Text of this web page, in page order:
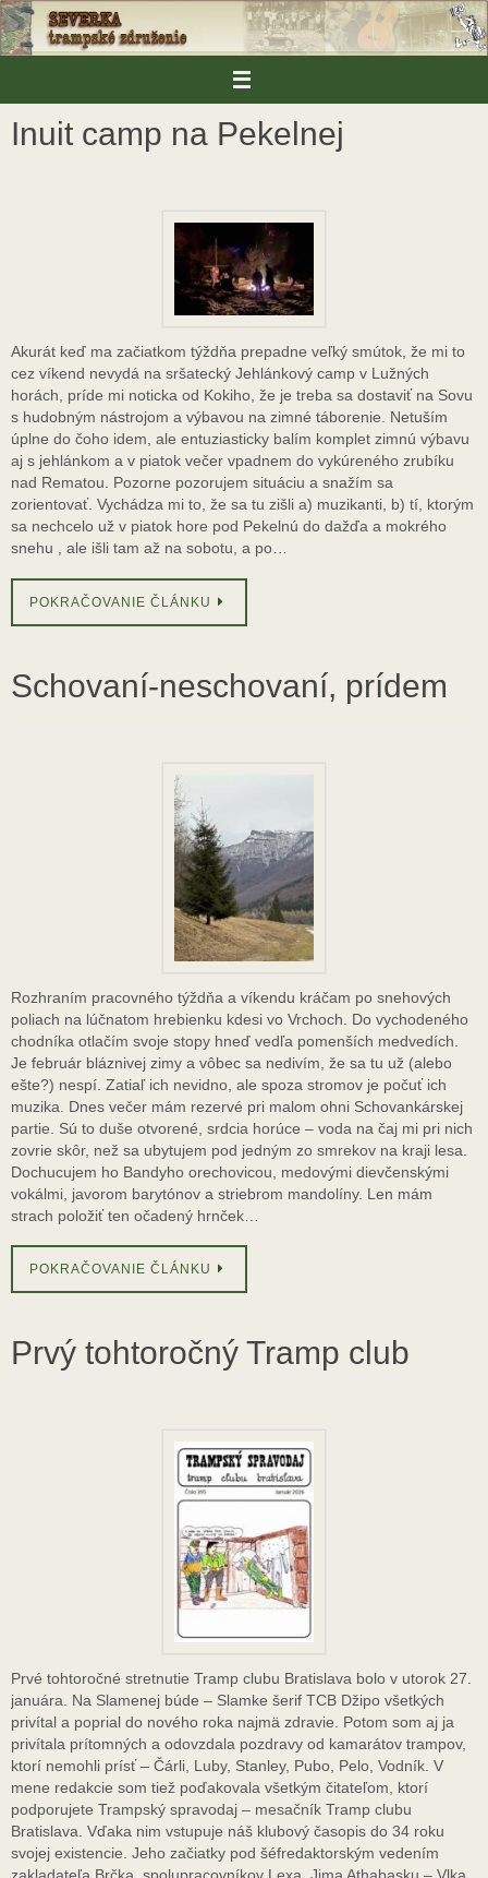
Skip
to
content
Inuit camp na Pekelnej
Akurát keď ma začiatkom týždňa prepadne veľký smútok, že mi to
cez víkend nevydá na sršatecký Jehlánkový camp v Lužných
horách, príde mi noticka od Kokiho, že je treba sa dostaviť na Sovu
s hudobným nástrojom a výbavou na zimné táborenie. Netuším
úplne do čoho idem, ale entuziasticky balím komplet zimnú výbavu
aj s jehlánkom a v piatok večer vpadnem do vykúreného zrubíku
nad Rematou. Pozorne pozorujem situáciu a snažím sa
zorientovať. Vychádza mi to, že sa tu zišli a) muzikanti, b) tí, ktorým
sa nechcelo už v piatok hore pod Pekelnú do dažďa a mokrého
snehu , ale išli tam až na sobotu, a po…
POKRAČOVANIE ČLÁNKU
Schovaní-neschovaní, prídem
Rozhraním pracovného týždňa a víkendu kráčam po snehových
poliach na lúčnatom hrebienku kdesi vo Vrchoch. Do vychodeného
chodníka otlačím svoje stopy hneď vedľa pomenších medvedích.
Je február bláznivej zimy a vôbec sa nedivím, že sa tu už (alebo
ešte?) nespí. Zatiaľ ich nevidno, ale spoza stromov je počuť ich
muzika. Dnes večer mám rezervé pri malom ohni Schovankárskej
partie. Sú to duše otvorené, srdcia horúce – voda na čaj mi pri nich
zovrie skôr, než sa ubytujem pod jedným zo smrekov na kraji lesa.
Dochucujem ho Bandyho orechovicou, medovými dievčenskými
vokálmi, javorom barytónov a striebrom mandolíny. Len mám
strach položiť ten očadený hrnček…
POKRAČOVANIE ČLÁNKU
Prvý tohtoročný Tramp club
Prvé tohtoročné stretnutie Tramp clubu Bratislava bolo v utorok 27.
januára. Na Slamenej búde – Slamke šerif TCB Džipo všetkých
privítal a poprial do nového roka najmä zdravie. Potom som aj ja
privítala prítomných a odovzdala pozdravy od kamarátov trampov,
ktorí nemohli prísť – Čárli, Luby, Stanley, Pubo, Pelo, Vodník. V
mene redakcie som tiež poďakovala všetkým čitateľom, ktorí
podporujete Trampský spravodaj – mesačník Tramp clubu
Bratislava. Vďaka nim vstupuje náš klubový časopis do 34 roku
svojej existencie. Jeho začiatky pod šéfredaktorským vedením